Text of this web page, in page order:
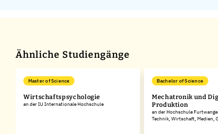
Ähnliche Studiengänge
Master of Science
Wirtschaftspsychologie
an der IU Internationale Hochschule
Bachelor of Science
Mechatronik und
Produktion
an der Hochschule
Technik, Wirtschaft, Medien,